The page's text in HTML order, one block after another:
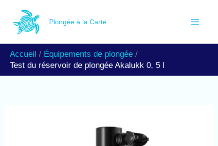
contenu
Plongée à la Carte
Accueil
Équipements de plongée
Test du réservoir de plongée Akalukk 0, 5 l
e
h
e